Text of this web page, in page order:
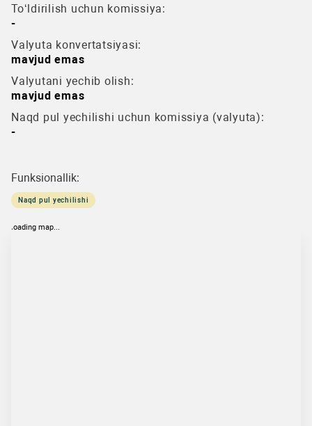
To‘ldirilish uchun komissiya:
-
Valyuta konvertatsiyasi:
mavjud emas
Valyutani yechib olish:
mavjud emas
Naqd pul yechilishi uchun komissiya (valyuta):
-
Funksionallik:
Naqd pul yechilishi
loading map...